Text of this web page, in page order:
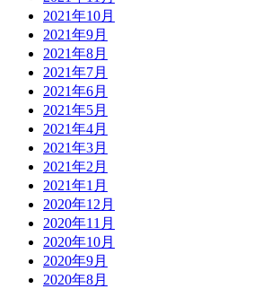
2021年10月
2021年9月
2021年8月
2021年7月
2021年6月
2021年5月
2021年4月
2021年3月
2021年2月
2021年1月
2020年12月
2020年11月
2020年10月
2020年9月
2020年8月